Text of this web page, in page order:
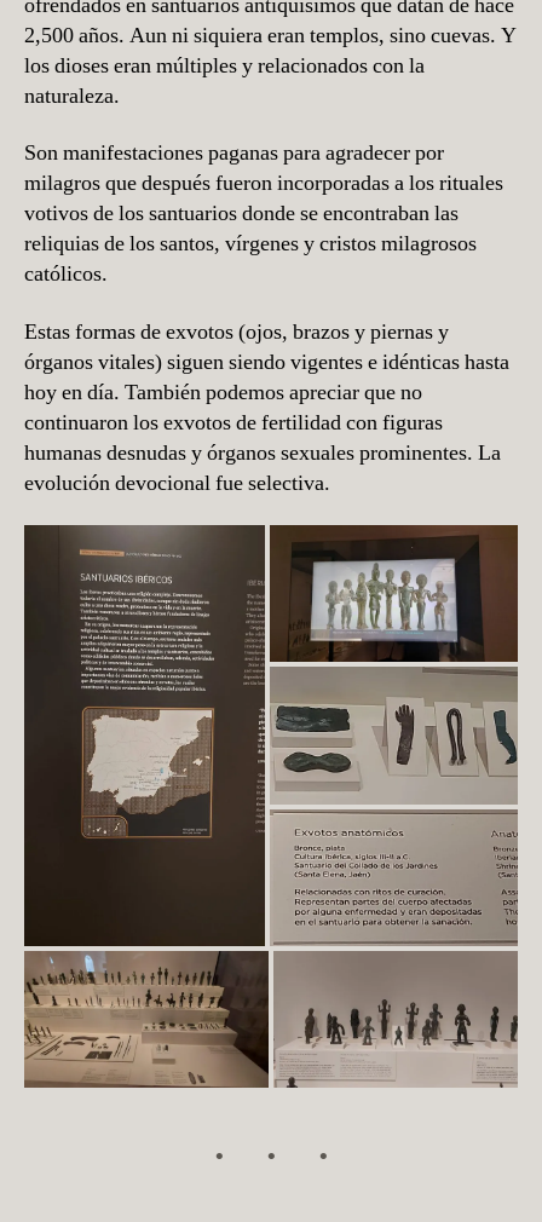
2,500 años. Aun ni siquiera eran templos, sino cuevas. Y
los dioses eran múltiples y relacionados con la
naturaleza.
Son manifestaciones paganas para agradecer por
milagros que después fueron incorporadas a los rituales
votivos de los santuarios donde se encontraban las
reliquias de los santos, vírgenes y cristos milagrosos
católicos.
Estas formas de exvotos (ojos, brazos y piernas y
órganos vitales) siguen siendo vigentes e idénticas hasta
hoy en día. También podemos apreciar que no
continuaron los exvotos de fertilidad con figuras
humanas desnudas y órganos sexuales prominentes. La
evolución devocional fue selectiva.